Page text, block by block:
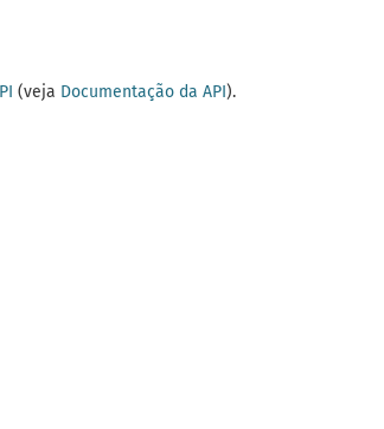
(veja Documentação da API).